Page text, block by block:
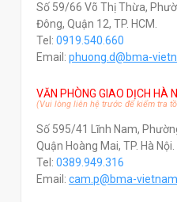
Số 59/66 Võ Thị Thừa,
Đông, Quận 12, TP. HCM.
Tel: 0919.540.660
Email: phuong.d@bma-
VĂN PHÒNG GIAO DỊCH HÀ
(Vui lòng liên hệ trước để kiểm tra
Số 595/41 Lĩnh Nam,
Quận Hoàng Mai, TP. Hà Nội.
Tel: 0389.949.316
Email: cam.p@bma-